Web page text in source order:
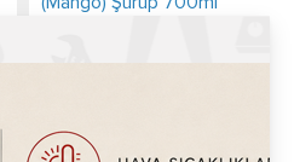
Chocoworld Mango (Mango)
Şurup 700ml